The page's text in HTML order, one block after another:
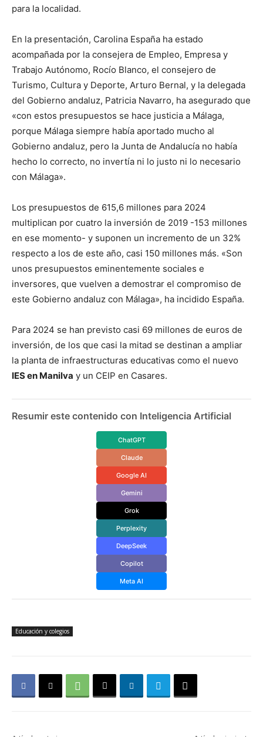
para la localidad.
En la presentación, Carolina España ha estado
acompañada por la consejera de Empleo, Empresa y
Trabajo Autónomo, Rocío Blanco, el consejero de
Turismo, Cultura y Deporte, Arturo Bernal, y la delegada
del Gobierno andaluz, Patricia Navarro, ha asegurado que
«con estos presupuestos se hace justicia a Málaga,
porque Málaga siempre había aportado mucho al
Gobierno andaluz, pero la Junta de Andalucía no había
hecho lo correcto, no invertía ni lo justo ni lo necesario
con Málaga».
Los presupuestos de 615,6 millones para 2024
multiplican por cuatro la inversión de 2019 -153 millones
en ese momento- y suponen un incremento de un 32%
respecto a los de este año, casi 150 millones más. «Son
unos presupuestos eminentemente sociales e
inversores, que vuelven a demostrar el compromiso de
este Gobierno andaluz con Málaga», ha incidido España.
Para 2024 se han previsto casi 69 millones de euros de
inversión, de los que casi la mitad se destinan a ampliar
la planta de infraestructuras educativas como el nuevo
IES en Manilva y un CEIP en Casares.
Resumir este contenido con Inteligencia Artificial
ChatGPT
Claude
Google AI
Gemini
Grok
Perplexity
DeepSeek
Copilot
Meta AI
Educación y colegios